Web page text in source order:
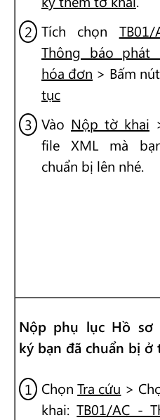
Tích chọn
Thông báo phát
hóa đơn > Bấm nút
tục
Vào Nộp tờ khai
file XML mà
chuẩn bị lên nhé.
Nộp phụ lục Hồ sơ
ký bạn đã chuẩn bị ở
ChọnTra cứu >
khai:TB01/AC -